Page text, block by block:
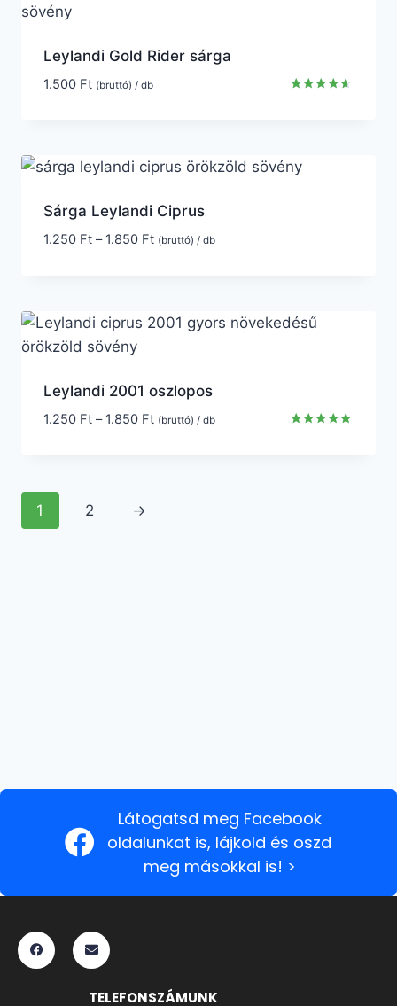
Leylandi Gold Rider sárga
1.500 Ft (bruttó) / db
Sárga Leylandi Ciprus
1.250 Ft – 1.850 Ft (bruttó) / db
Leylandi 2001 oszlopos
1.250 Ft – 1.850 Ft (bruttó) / db
1 2 →
Látogatsd meg Facebook
oldalunkat is, lájkold és oszd
meg másokkal is! >
TELEFONSZÁMUNK